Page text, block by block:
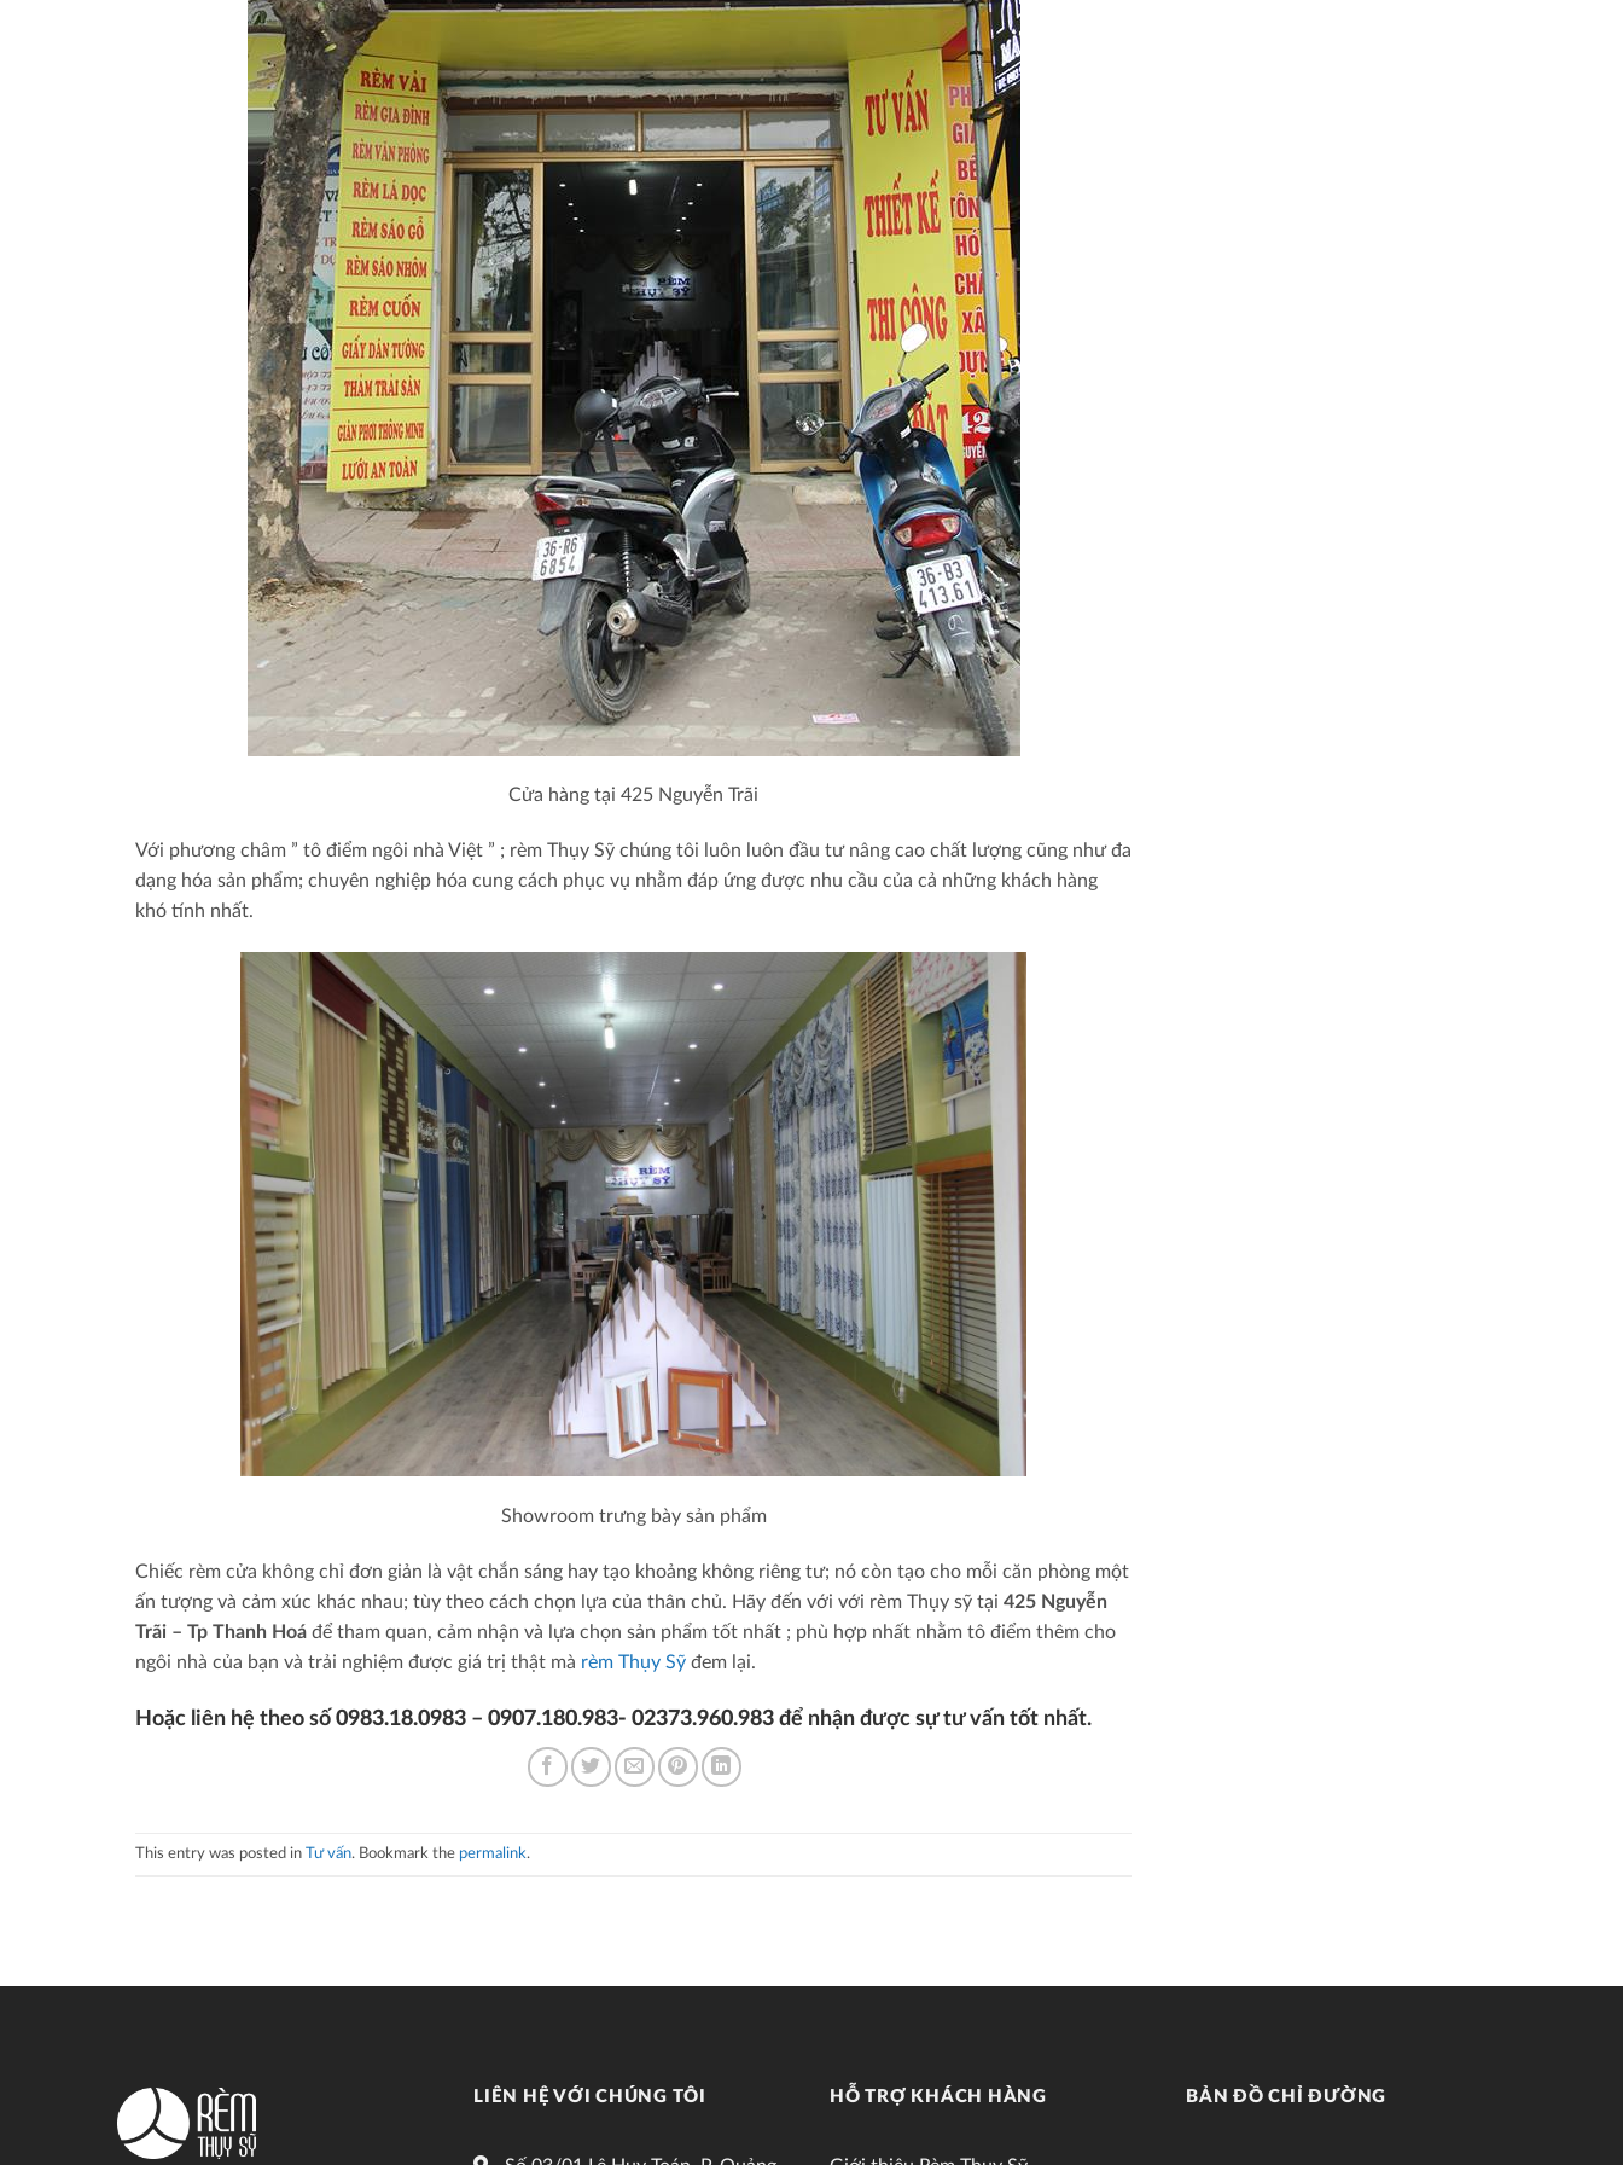
Cửa hàng tại 425 Nguyễn Trãi
Với phương châm ” tô điểm ngôi nhà Việt ” ; rèm Thụy Sỹ chúng tôi luôn luôn đầu tư nâng cao chất lượng cũng như đa
dạng hóa sản phẩm; chuyên nghiệp hóa cung cách phục vụ nhằm đáp ứng được nhu cầu của cả những khách hàng
khó tính nhất.
Showroom trưng bày sản phẩm
Chiếc rèm cửa không chỉ đơn giản là vật chắn sáng hay tạo khoảng không riêng tư; nó còn tạo cho mỗi căn phòng một
ấn tượng và cảm xúc khác nhau; tùy theo cách chọn lựa của thân chủ. Hãy đến với với rèm Thụy sỹ tại 425 Nguyễn
Trãi – Tp Thanh Hoá để tham quan, cảm nhận và lựa chọn sản phẩm tốt nhất ; phù hợp nhất nhằm tô điểm thêm cho
ngôi nhà của bạn và trải nghiệm được giá trị thật mà rèm Thụy Sỹ đem lại.
Hoặc liên hệ theo số 0983.18.0983 – 0907.180.983- 02373.960.983 để nhận được sự tư vấn tốt nhất.
This entry was posted in Tư vấn. Bookmark the permalink.
LIÊN HỆ VỚI CHÚNG TÔI HỖ TRỢ KHÁCH HÀNG BẢN ĐỒ CHỈ ĐƯỜNG